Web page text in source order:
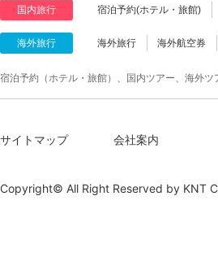
国内旅行 宿泊予約(ホテル・旅館)
海外旅行 海外旅行 海外航空券
宿泊予約（ホテル・旅館）、国内ツアー、海外
サイトマップ 会社案内
Copyright© All Right Reserved by KNT